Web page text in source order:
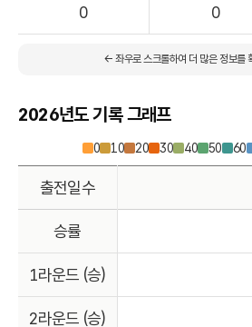
0 0
← 좌우로 스크롤하여 더 많은 정보를
2026년도 기록 그래프
0 10 20 30 40 50 60
출전일수
승률
1라운드 (승)
2라운드 (승)